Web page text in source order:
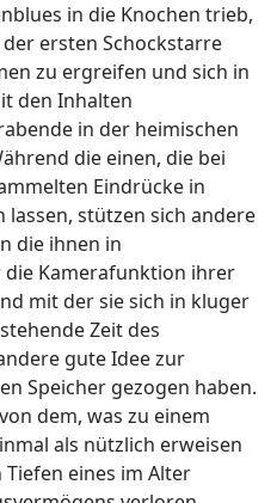
in die Knochen trieb,
ersten Schockstarre
zu ergreifen und sich in
den Inhalten
in der heimischen
die einen, die bei
Eindrücke in
lassen, stützen sich andere
die ihnen in
Kamerafunktion ihrer
mit der sie sich in kluger
Zeit des
gute Idee zur
Speicher gezogen haben.
dem, was zu einem
als nützlich erweisen
eines im Alter